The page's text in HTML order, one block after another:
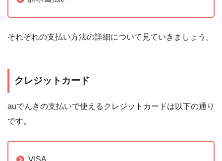
それぞれの支払い方法の詳細について見ていきましょう。
クレジットカード
auでんきの支払いで使えるクレジットカードは以下の通り
です。